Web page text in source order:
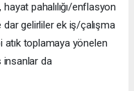
pahalılığı/enflasyon
dar gelirliler ek iş/çalışma
atık toplamaya yönelen
insanlar da